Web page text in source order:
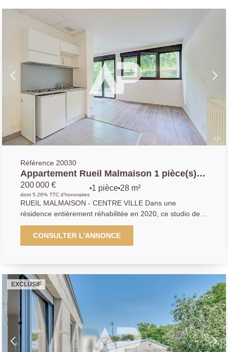
Référence 20030
Appartement Rueil Malmaison 1 pièce(s)
28.48 m²
200 000 €
dont 5.26% TTC d'honoraires
1 pièce 28 m²
RUEIL MALMAISON - CENTRE VILLE Dans une
résidence entièrement réhabilitée en 2020, ce studio de
28.48 m² Carrez en parfait état se compose d'un espace
de vie lumineux d'environ 22 m² en exposition Est sur une
large terrasse avec jardin d'environ 42 m², d'une cuisine
Situé à 12 minutes à pied du RER A et à proximité
immédiate du coeur de ville et de toutes les commodités.
Un emplacement de parking en supplément du prix de
vente (20k€) vient compléter cet appartement rare sur le
secteur. AP / APA. 01.47.10.01.01.
CONSULTER L'ANNONCE
EXCLUSIF